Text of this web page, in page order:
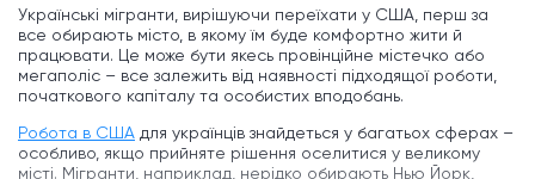
Українські мігранти, вирішуючи переїхати у США, перш за
все обирають місто, в якому їм буде комфортно жити й
працювати. Це може бути якесь провінційне містечко або
мегаполіс – все залежить від наявності підходящої роботи,
початкового капіталу та особистих вподобань.
Робота в США для українців знайдеться у багатьох сферах –
особливо, якщо прийняте рішення оселитися у великому
місті. Мігранти, наприклад, нерідко обирають Нью Йорк,